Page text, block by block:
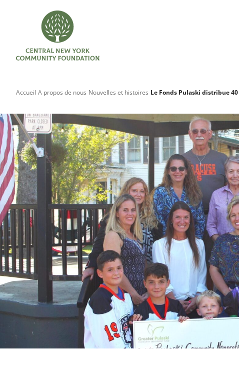
Accueil A propos de nous Nouvelles et histoires Le Fonds Pulaski distribue